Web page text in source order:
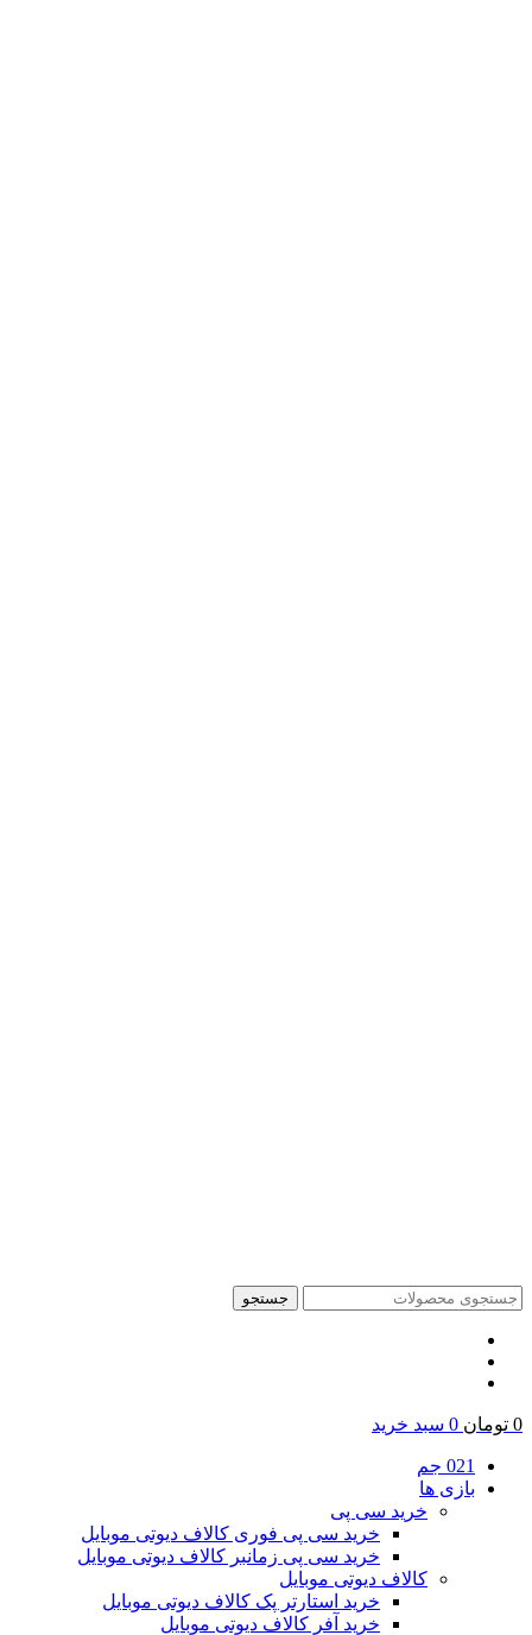
جستجو
0 تومان 0 سبد خرید
021 جم
بازی ها
خرید سی پی
خرید سی پی فوری کالاف دیوتی موبایل
خرید سی پی زمانبر کالاف دیوتی موبایل
کالاف دیوتی موبایل
خرید استارتر پک کالاف دیوتی موبایل
خرید آفر کالاف دیوتی موبایل